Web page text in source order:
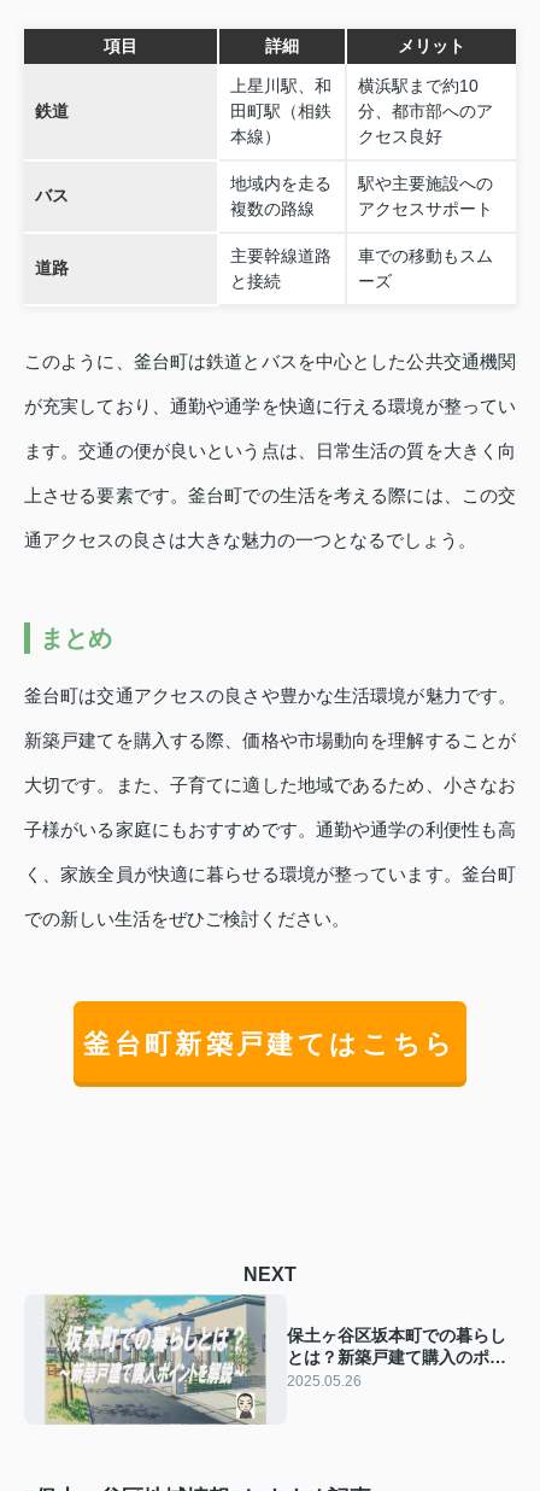
項目 詳細 メリット
鉄道
上星川駅、和
田町駅（相鉄
本線）
横浜駅まで約10
分、都市部へのア
クセス良好
バス
地域内を走る
複数の路線
駅や主要施設への
アクセスサポート
道路
主要幹線道路
と接続
車での移動もスム
ーズ
このように、釜台町は鉄道とバスを中心とした公共交通機関
が充実しており、通勤や通学を快適に行える環境が整ってい
ます。交通の便が良いという点は、日常生活の質を大きく向
上させる要素です。釜台町での生活を考える際には、この交
通アクセスの良さは大きな魅力の一つとなるでしょう。
まとめ
釜台町は交通アクセスの良さや豊かな生活環境が魅力です。
新築戸建てを購入する際、価格や市場動向を理解することが
大切です。また、子育てに適した地域であるため、小さなお
子様がいる家庭にもおすすめです。通勤や通学の利便性も高
く、家族全員が快適に暮らせる環境が整っています。釜台町
での新しい生活をぜひご検討ください。
釜台町新築戸建てはこちら
NEXT
保土ヶ谷区坂本町での暮らし
とは？新築戸建て購入のポイ
ントを解説
2025.05.26